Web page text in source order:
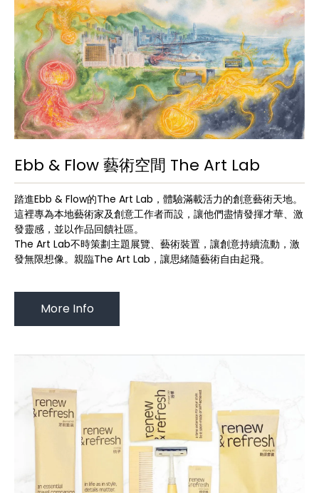
Ebb & Flow 藝術空間 The Art Lab
踏進Ebb & Flow的The Art Lab，體驗滿載活力的創意藝術天地。
這裡專為本地藝術家及創意工作者而設，讓他們盡情發揮才華、激
發靈感，並以作品回饋社區。
The Art Lab不時策劃主題展覽、藝術裝置，讓創意持續流動，激
發無限想像。親臨The Art Lab，讓思緒隨藝術自由起飛。
More Info